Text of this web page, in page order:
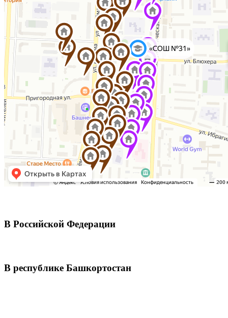
В Российской Федерации
В республике Башкортостан